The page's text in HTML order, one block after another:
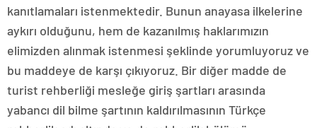
kanıtlamaları istenmektedir. Bunun anayasa ilkelerine
aykırı olduğunu, hem de kazanılmış haklarımızın
elimizden alınmak istenmesi şeklinde yorumluyoruz ve
bu maddeye de karşı çıkıyoruz. Bir diğer madde de
turist rehberliği mesleğe giriş şartları arasında
yabancı dil bilme şartının kaldırılmasının Türkçe